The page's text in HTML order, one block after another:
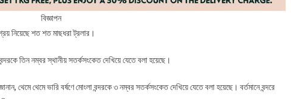
বিজ্ঞাপন
নিয়েছে শত শত মাছধরা ট্রলার।
তিন নম্বর স্থানীয় সতর্কসংকেত দেখিয়ে যেতে বলা হয়েছে।
থেমে থেমে ভারি বর্ষণে মোংলা বন্দরকে ৩ নম্বর সতর্কসংকেত দেখিয়ে যেতে বলা হয়েছে। বর্তমানে বন্দরে